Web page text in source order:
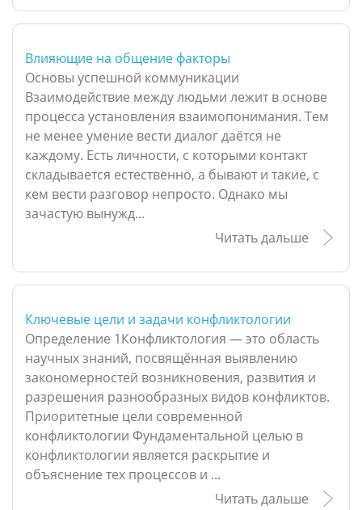
Влияющие на общение факторы
Основы успешной коммуникации
Взаимодействие между людьми лежит в основе
процесса установления взаимопонимания. Тем
не менее умение вести диалог даётся не
каждому. Есть личности, с которыми контакт
складывается естественно, а бывают и такие, с
кем вести разговор непросто. Однако мы
зачастую вынужд...
Читать дальше
Ключевые цели и задачи конфликтологии
Определение 1Конфликтология — это область
научных знаний, посвящённая выявлению
закономерностей возникновения, развития и
разрешения разнообразных видов конфликтов.
Приоритетные цели современной
конфликтологии Фундаментальной целью в
конфликтологии является раскрытие и
объяснение тех процессов и ...
Читать дальше